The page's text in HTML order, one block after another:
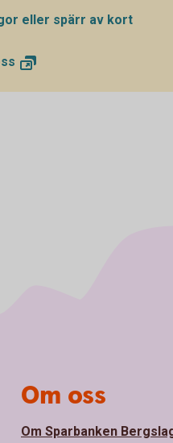
eller spärr av kort
Om oss
Om Sparbanken